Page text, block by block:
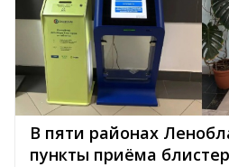
В пяти районах
пункты приёма